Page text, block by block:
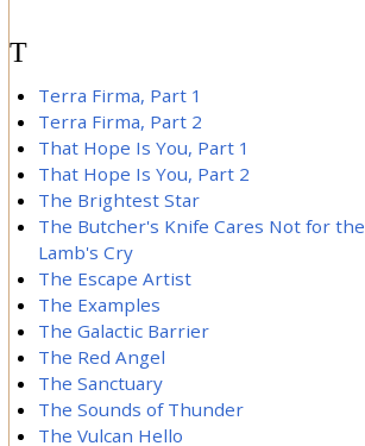
T
Terra Firma, Part 1
Terra Firma, Part 2
That Hope Is You, Part 1
That Hope Is You, Part 2
The Brightest Star
The Butcher's Knife Cares Not for the
Lamb's Cry
The Escape Artist
The Examples
The Galactic Barrier
The Red Angel
The Sanctuary
The Sounds of Thunder
The Vulcan Hello